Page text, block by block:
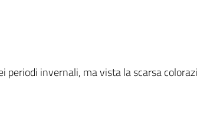
periodi invernali, ma vista la scarsa